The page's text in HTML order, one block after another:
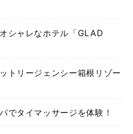
シャレなホテル「GLAD
トリージェンシー箱根リゾー
でタイマッサージを体験！